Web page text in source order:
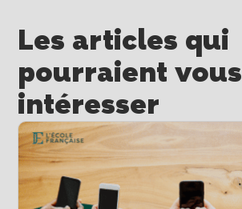
Les articles qui
pourraient vous
intéresser